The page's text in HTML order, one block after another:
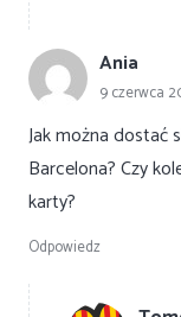
Ania
9 czerwca
Jak można dostać
Barcelona? Czy
karty?
Odpowiedz